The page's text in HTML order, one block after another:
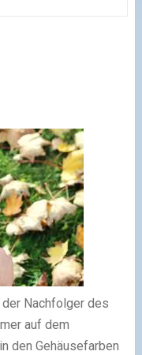
Nachfolger des
auf dem
den Gehäusefarben